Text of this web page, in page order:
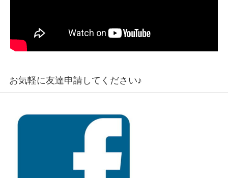
お気軽に友達申請してください♪